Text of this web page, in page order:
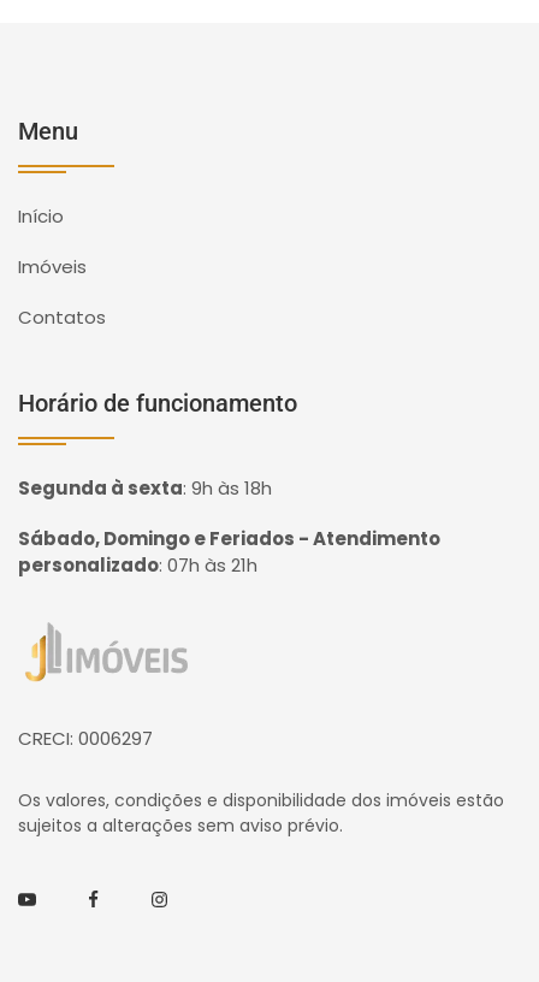
Menu
Início
Imóveis
Contatos
Horário de funcionamento
Segunda à sexta: 9h às 18h
Sábado, Domingo e Feriados - Atendimento
personalizado: 07h às 21h
Página inicial
CRECI: 0006297
Os valores, condições e disponibilidade dos imóveis estão
sujeitos a alterações sem aviso prévio.
YoutubeFacebookInstagram